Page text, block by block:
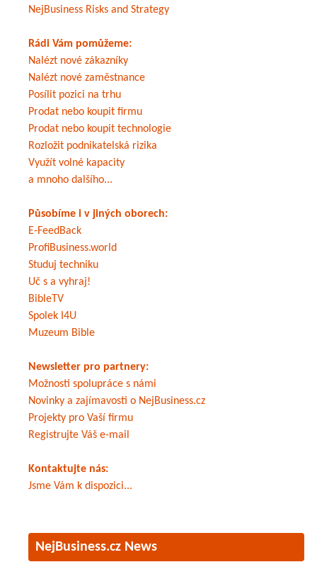
NejBusiness Risks and Strategy
Rádi Vám pomůžeme:
Nalézt nové zákazníky
Nalézt nové zaměstnance
Posílit pozici na trhu
Prodat nebo koupit firmu
Prodat nebo koupit technologie
Rozložit podnikatelská rizika
Využít volné kapacity
a mnoho dalšího...
Působíme i v jiných oborech:
E-FeedBack
ProfiBusiness.world
Studuj techniku
Uč s a vyhraj!
BibleTV
Spolek I4U
Muzeum Bible
Newsletter pro partnery:
Možnosti spolupráce s námi
Novinky a zajímavosti o NejBusiness.cz
Projekty pro Vaší firmu
Registrujte Váš e-mail
Kontaktujte nás:
Jsme Vám k dispozici...
NejBusiness.cz News